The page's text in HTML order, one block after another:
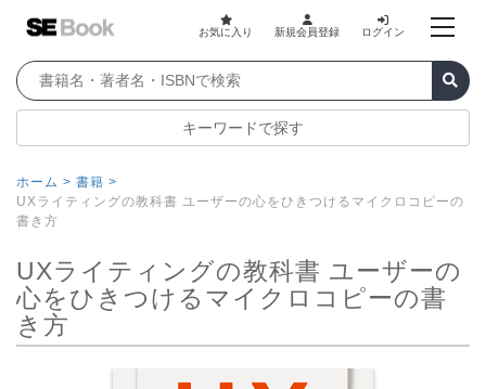
お気に入り 新規会員登録 ログイン
キーワードで探す
ホーム > 書籍 >
UXライティングの教科書 ユーザーの心をひきつけるマイクロコピーの
書き方
UXライティングの教科書 ユーザーの
心をひきつけるマイクロコピーの書
き方